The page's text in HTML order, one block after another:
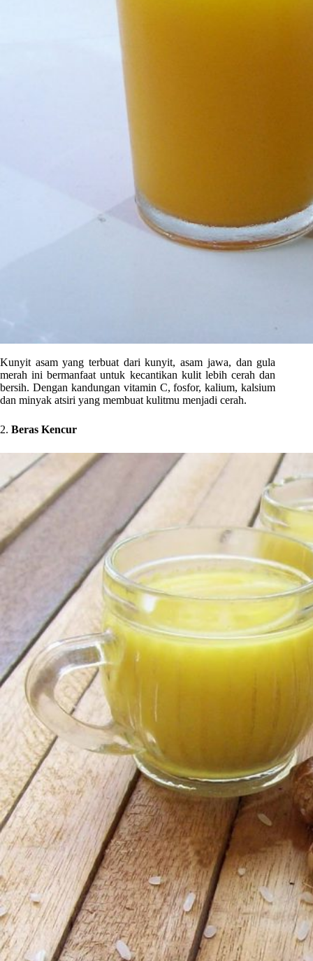
Kunyit asam yang terbuat dari kunyit, asam jawa, dan gula
merah ini bermanfaat untuk kecantikan kulit lebih cerah dan
bersih. Dengan kandungan vitamin C, fosfor, kalium, kalsium
dan minyak atsiri yang membuat kulitmu menjadi cerah.
2. Beras Kencur